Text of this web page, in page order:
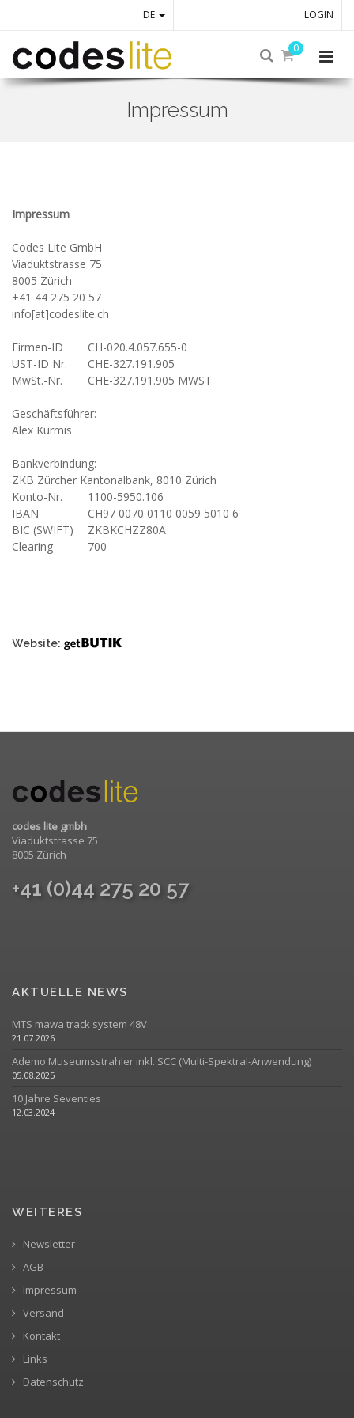
LOGIN
DE
0
Impressum
Impressum
Codes Lite GmbH
Viaduktstrasse 75
8005 Zürich
+41 44 275 20 57
info[at]codeslite.ch
Firmen-ID
CH-020.4.057.655-0
UST-ID Nr.
CHE-327.191.905
MwSt.-Nr.
CHE-327.191.905 MWST
Geschäftsführer:
Alex Kurmis
Bankverbindung:
ZKB Zürcher Kantonalbank, 8010 Zürich
Konto-Nr.
1100-5950.106
IBAN
CH97 0070 0110 0059 5010 6
BIC (SWIFT)
ZKBKCHZZ80A
Clearing
700
Website:
codes lite gmbh
Viaduktstrasse 75
8005 Zürich
+41 (0)44 275 20 57
AKTUELLE NEWS
MTS mawa track system 48V
21.07.2026
Ademo Museumsstrahler inkl. SCC (Multi-Spektral-Anwendung)
05.08.2025
10 Jahre Seventies
12.03.2024
WEITERES
Newsletter
AGB
Impressum
Versand
Kontakt
Links
Datenschutz